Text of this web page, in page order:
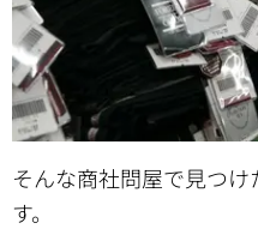
そんな商社問屋で見つ
す。